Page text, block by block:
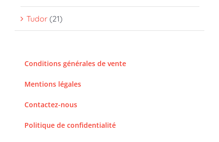
Tudor (21)
Conditions générales de vente
Mentions légales
Contactez-nous
Politique de confidentialité